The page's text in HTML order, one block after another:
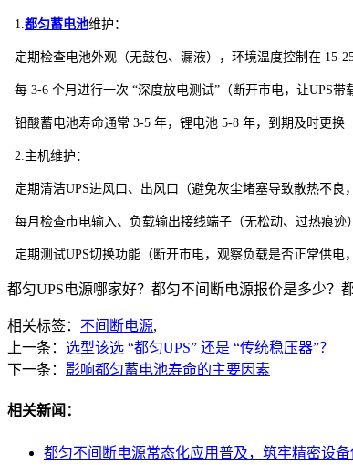
1.都匀蓄电池维护：
定期检查电池外观（无鼓包、漏液），环境温度控制在 15-
每 3-6 个月进行一次 “深度放电测试”（断开市电，让UPS带
铅酸蓄电池寿命通常 3-5 年，锂电池 5-8 年，到期及时更换
2.主机维护：
定期清洁UPS进风口、出风口（避免灰尘堵塞导致散热不良
每月检查市电输入、负载输出接线端子（无松动、过热痕迹
定期测试UPS切换功能（断开市电，观察负载是否正常供电
都匀UPS电源哪家好？都匀不间断电源报价是多少？
相关标签： 不间断电源,
上一条： 选型该选 “都匀UPS” 还是 “传统稳压器”？
下一条： 影响都匀蓄电池寿命的主要因素
相关新闻：
都匀不间断电源常态化应用普及，筑牢精密设